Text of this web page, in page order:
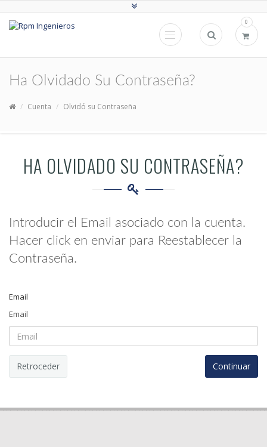
0
Ha Olvidado Su Contraseña?
Cuenta Olvidó su Contraseña
HA OLVIDADO SU CONTRASEÑA?
Introducir el Email asociado con la cuenta.
Hacer click en enviar para Reestablecer la
Contraseña.
Email
Email
Retroceder